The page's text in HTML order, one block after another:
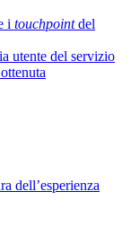
i touchpointdel
utente del servizio
dell’esperienza